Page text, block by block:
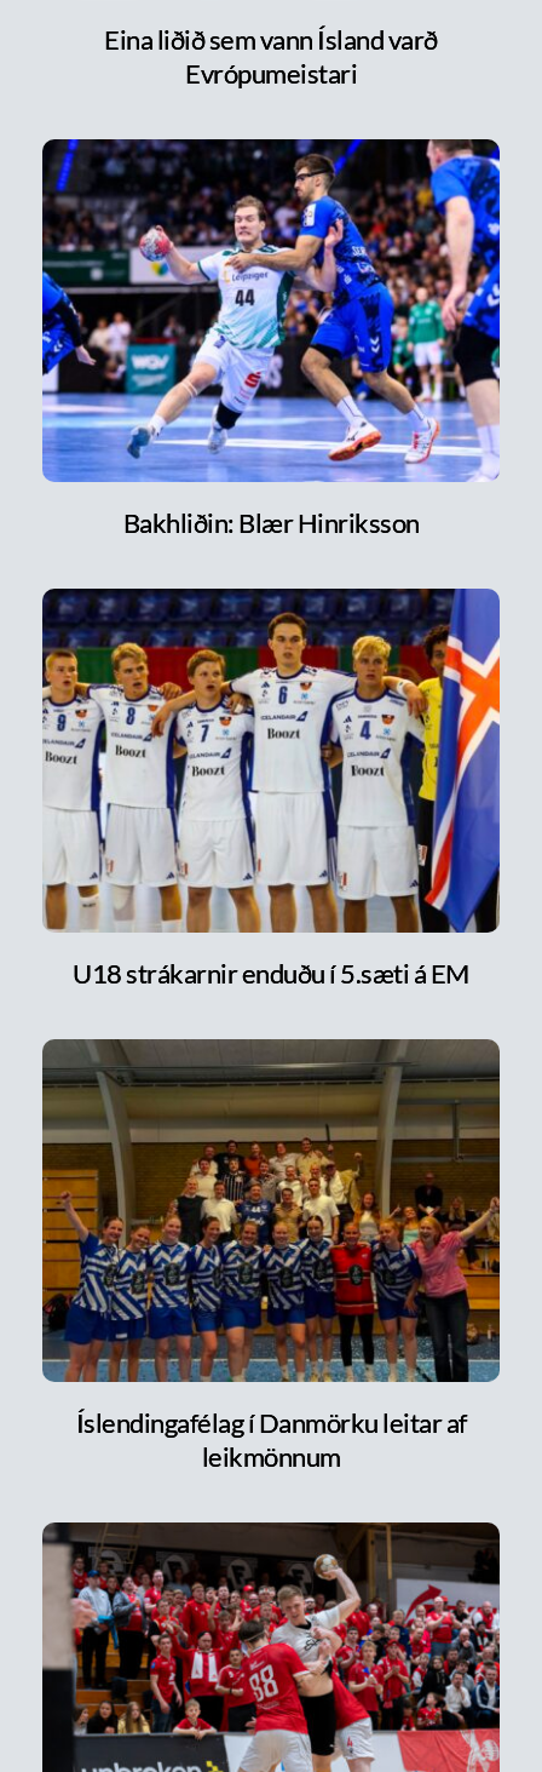
Eina liðið sem vann Ísland varð
Evrópumeistari
Bakhliðin: Blær Hinriksson
U18 strákarnir enduðu í 5.sæti á EM
Íslendingafélag í Danmörku leitar af
leikmönnum